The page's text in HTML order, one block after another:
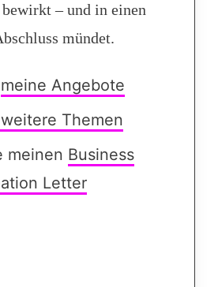
– und in einen
mündet.
meine Angebote
weitere Themen
meinen Business
Letter